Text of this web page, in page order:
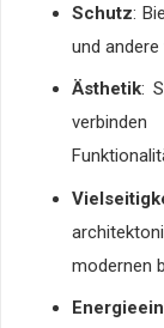
Schutz:
und andere
Ästhetik:
modernen